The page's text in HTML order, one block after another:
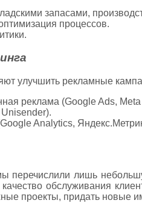
запасами,
процессов.
улучшить рекламные
реклама (Google Ads,
Analytics,
перечислили лишь
качество обслуживания
проекты, придать новые